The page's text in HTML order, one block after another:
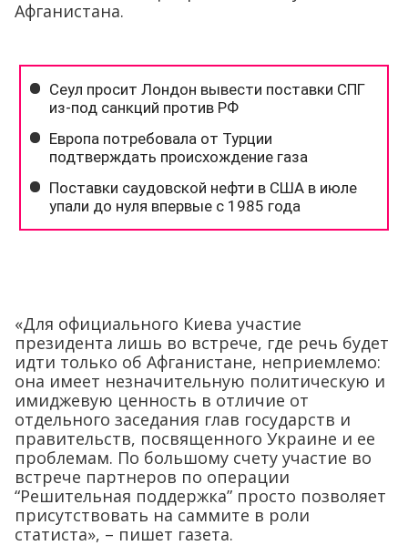
Афганистана.
«Для официального Киева участие
президента лишь во встрече, где речь будет
идти только об Афганистане, неприемлемо:
она имеет незначительную политическую и
имиджевую ценность в отличие от
отдельного заседания глав государств и
правительств, посвященного Украине и ее
проблемам. По большому счету участие во
встрече партнеров по операции
“Решительная поддержка” просто позволяет
присутствовать на саммите в роли
статиста», – пишет газета.